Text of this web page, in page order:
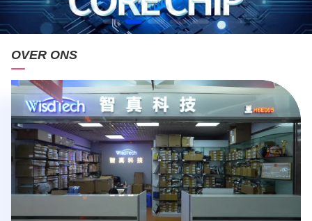
OVER ONS